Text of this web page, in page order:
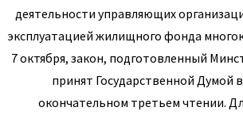
деятельности управляющих
эксплуатацией жилищного фонда
7 октября, закон, подготовленный
принят Государственной Думой
окончательном третьем чтении.